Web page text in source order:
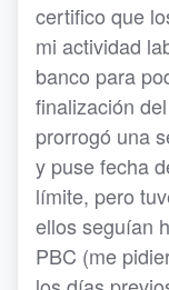
certifico que
mi actividad
banco para
finalización
prorrogó una
y puse fecha
límite, pero
ellos seguían
PBC (me